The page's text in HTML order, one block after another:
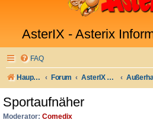
AsterIX - Asterix
FAQ
Hauptseite Forum AsterIX auf Deutsch
Sportaufnäher
Moderator: Comedix